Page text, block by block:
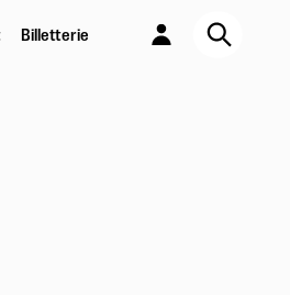
Billetterie